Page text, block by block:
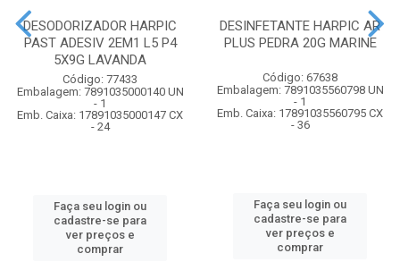
DESODORIZADOR HARPIC
PAST ADESIV 2EM1 L5 P4
5X9G LAVANDA
Código: 77433
Embalagem: 7891035000140 UN
- 1
Emb. Caixa: 17891035000147 CX
- 24
Faça seu login ou
cadastre-se para
ver preços e
comprar
DESINFETANTE HARPIC AR
PLUS PEDRA 20G MARINE
Código: 67638
Embalagem: 7891035560798 UN
- 1
Emb. Caixa: 17891035560795 CX
- 36
Faça seu login ou
cadastre-se para
ver preços e
comprar